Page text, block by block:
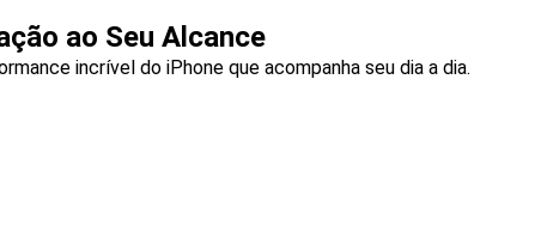
ao Seu Alcance
incrível do iPhone que acompanha seu dia a dia.